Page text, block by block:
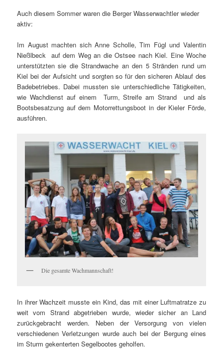
Auch diesem Sommer waren die Berger Wasserwachtler wieder
aktiv:
Im August machten sich Anne Scholle, Tim Fügl und Valentin
Nießlbeck auf dem Weg an die Ostsee nach Kiel. Eine Woche
unterstützten sie die Strandwache an den 5 Stränden rund um
Kiel bei der Aufsicht und sorgten so für den sicheren Ablauf des
Badebetriebes. Dabei mussten sie unterschiedliche Tätigkeiten,
wie Wachdienst auf einem Turm, Streife am Strand und als
Bootsbesatzung auf dem Motorrettungsboot in der Kieler Förde,
ausführen.
Die gesamte Wachmannschaft!
In ihrer Wachzeit musste ein Kind, das mit einer Luftmatratze zu
weit vom Strand abgetrieben wurde, wieder sicher an Land
zurückgebracht werden. Neben der Versorgung von vielen
verschiedenen Verletzungen wurde auch bei der Bergung eines
im Sturm gekenterten Segelbootes geholfen.